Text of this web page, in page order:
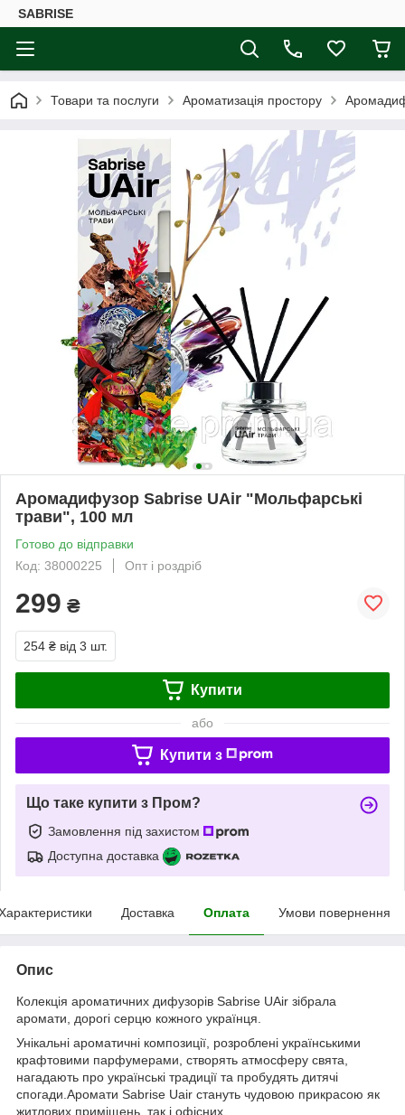
SABRISE
Товари та послуги Ароматизація простору
Аромадифузор Sabrise UAir "Мольфарські
трави", 100 мл
Готово до відправки
Код: 38000225
Опт і роздріб
299 ₴
254 ₴ від 3 шт.
Купити
або
Купити з
Що таке купити з Пром?
Замовлення під захистом
Доступна доставка
Доставка Оплата Умови повернення
Опис
Колекція ароматичних дифузорів Sabrise UAir зібрала
аромати, дорогі серцю кожного українця.
Унікальні ароматичні композиції, розроблені українськими
крафтовими парфумерами, створять атмосферу свята,
нагадають про українські традиції та пробудять дитячі
спогади.Аромати Sabrise Uair стануть чудовою прикрасою як
житлових приміщень, так і офісних.